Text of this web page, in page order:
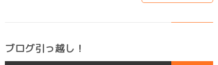
ブログ引っ越し！